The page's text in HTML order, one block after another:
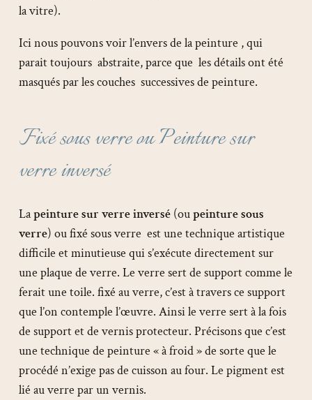
la vitre).
Ici nous pouvons voir l’envers de la peinture , qui
parait toujours abstraite, parce que les détails ont été
masqués par les couches successives de peinture.
Fixé sous verre ou Peinture sur
verre inversé
Lapeinture sur verre inversé(oupeinture sous
verre) ou fixé sous verre est une technique artistique
difficile et minutieuse qui s’exécute directement sur
une plaque de verre. Le verre sert de support comme le
ferait une toile. fixé au verre, c’est à travers ce support
que l’on contemple l’œuvre. Ainsi le verre sert à la fois
de support et de vernis protecteur. Précisons que c’est
une technique de peinture « à froid » de sorte que le
procédé n’exige pas de cuisson au four. Le pigment est
lié au verre par un vernis.